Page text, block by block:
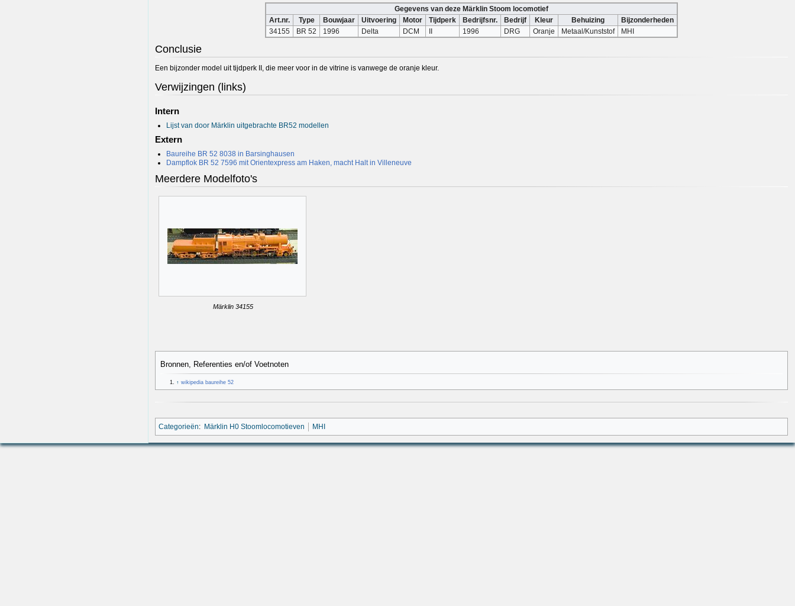
Gegevens van deze Märklin Stoom locomotief
Art.nr.
Type Bouwjaar Uitvoering Motor Tijdperk Bedrijfsnr. Bedrijf Kleur Behuizing
Bijzonderheden
34155
BR 52 1996 Delta DCM 1996 DRG Oranje Metaal/Kunststof MHI
Conclusie
Een bijzonder model uit tijdperk II, die meer voor in de vitrine is vanwege de oranje kleur.
Verwijzingen (links)
Intern
Lijst van door Märklin uitgebrachte BR52 modellen
Extern
Baureihe BR 52 8038 in Barsinghausen
Dampflok BR 52 7596 mit Orientexpress am Haken, macht Halt in Villeneuve
Meerdere Modelfoto's
Märklin 34155
Bronnen, Referenties en/of Voetnoten
↑ wikipedia baureihe 52
Categorieën: Märklin H0 Stoomlocomotieven MHI